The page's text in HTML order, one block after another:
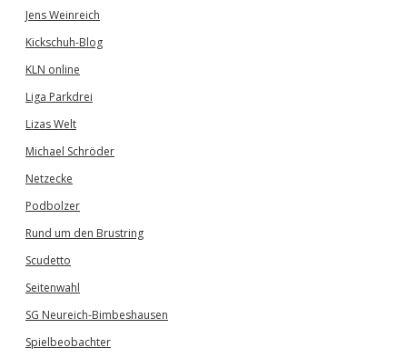
Jens Weinreich
Kickschuh-Blog
KLN online
Liga Parkdrei
Lizas Welt
Michael Schröder
Netzecke
Podbolzer
Rund um den Brustring
Scudetto
Seitenwahl
SG Neureich-Bimbeshausen
Spielbeobachter